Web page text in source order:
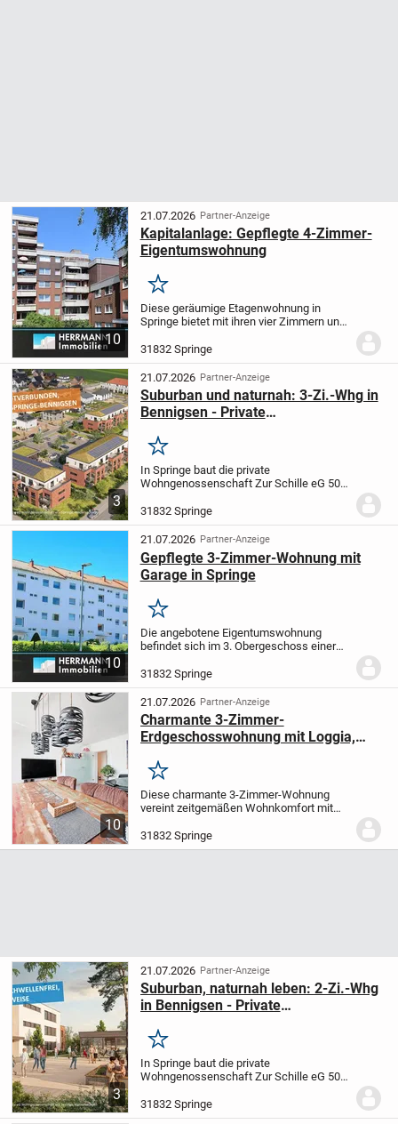
10
21.07.2026 Partner-Anzeige
Kapitalanlage: Gepflegte 4-Zimmer-
Eigentumswohnung
Merken
Diese geräumige Etagenwohnung in
Springe bietet mit ihren vier Zimmern und
Grundlage für Kapitalanleger oder all jene,
die eine Immobilie nach ihren eigenen...
31832 Springe
3
21.07.2026 Partner-Anzeige
Suburban und naturnah: 3-Zi.-Whg in
Bennigsen - Private
Merken
In Springe baut die private
Wohngenossenschaft Zur Schille eG 50
Mehrfamilienhäuser mit insgesamt 50
schönen, barrierearmen
Neubauwohnungen mit zwei bis vier
Zimmern,...
31832 Springe
10
21.07.2026 Partner-Anzeige
Gepflegte 3-Zimmer-Wohnung mit
Garage in Springe
Merken
Die angebotene Eigentumswohnung
befindet sich im 3. Obergeschoss einer
Wohnungseigentumsanlage in Springe.
Das Gebäude überzeugt durch seinen
ordentlichen Gesamtzustand...
31832 Springe
10
21.07.2026 Partner-Anzeige
Charmante 3-Zimmer-
Erdgeschosswohnung mit Loggia,
jede Lebensphase!
Merken
Diese charmante 3-Zimmer-Wohnung
vereint zeitgemäßen Wohnkomfort mit
einer besonders alltagstauglichen Lage
im Erdgeschoss. Hier erwartet Sie ein
31832 Springe
3
21.07.2026 Partner-Anzeige
Suburban, naturnah leben: 2-Zi.-Whg
in Bennigsen - Private
Merken
In Springe baut die private
Wohngenossenschaft Zur Schille eG 50
Mehrfamilienhäuser mit insgesamt 50
schönen, barrierearmen
31832 Springe